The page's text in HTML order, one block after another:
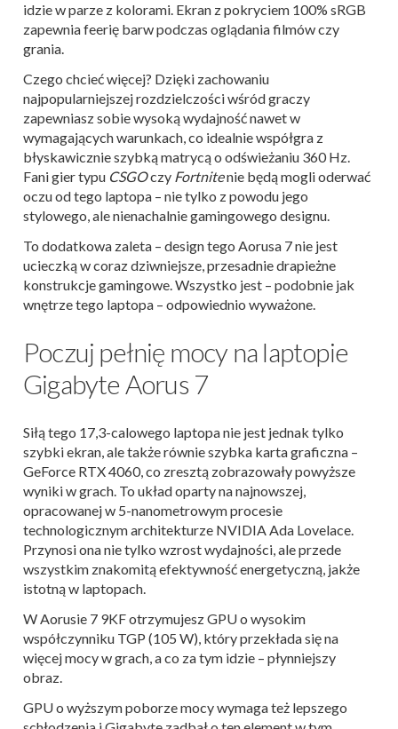
idzie w parze z kolorami. Ekran z pokryciem 100% sRGB
zapewnia feerię barw podczas oglądania filmów czy
grania.
Czego chcieć więcej? Dzięki zachowaniu
najpopularniejszej rozdzielczości wśród graczy
zapewniasz sobie wysoką wydajność nawet w
wymagających warunkach, co idealnie współgra z
błyskawicznie szybką matrycą o odświeżaniu 360 Hz.
Fani gier typu CSGOczy Fortnitenie będą mogli oderwać
oczu od tego laptopa – nie tylko z powodu jego
stylowego, ale nienachalnie gamingowego designu.
To dodatkowa zaleta – design tego Aorusa 7 nie jest
ucieczką w coraz dziwniejsze, przesadnie drapieżne
konstrukcje gamingowe. Wszystko jest – podobnie jak
wnętrze tego laptopa – odpowiednio wyważone.
Poczuj pełnię mocy na laptopie
Gigabyte Aorus 7
Siłą tego 17,3-calowego laptopa nie jest jednak tylko
szybki ekran, ale także równie szybka karta graficzna –
GeForce RTX 4060, co zresztą zobrazowały powyższe
wyniki w grach. To układ oparty na najnowszej,
opracowanej w 5-nanometrowym procesie
technologicznym architekturze NVIDIA Ada Lovelace.
Przynosi ona nie tylko wzrost wydajności, ale przede
wszystkim znakomitą efektywność energetyczną, jakże
istotną w laptopach.
W Aorusie 7 9KF otrzymujesz GPU o wysokim
współczynniku TGP (105 W), który przekłada się na
więcej mocy w grach, a co za tym idzie – płynniejszy
obraz.
GPU o wyższym poborze mocy wymaga też lepszego